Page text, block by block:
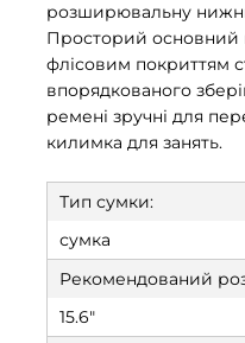
розширювальну
Просторий основний
флісовим покриттям
впорядкованого
ремені зручні для
килимка для занять.
Тип сумки:
сумка
Рекомендований
15.6"